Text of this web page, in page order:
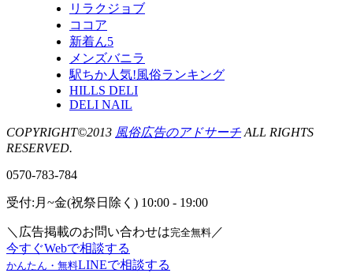
リラクジョブ
ココア
新着ん5
メンズバニラ
駅ちか人気!風俗ランキング
HILLS DELI
DELI NAIL
COPYRIGHT©2013 風俗広告のアドサーチALL RIGHTS
RESERVED.
0570-783-784
受付:月~金(祝祭日除く) 10:00 - 19:00
＼広告掲載のお問い合わせは完全無料 ／
今すぐWebで相談する
かんたん・無料LINEで相談する